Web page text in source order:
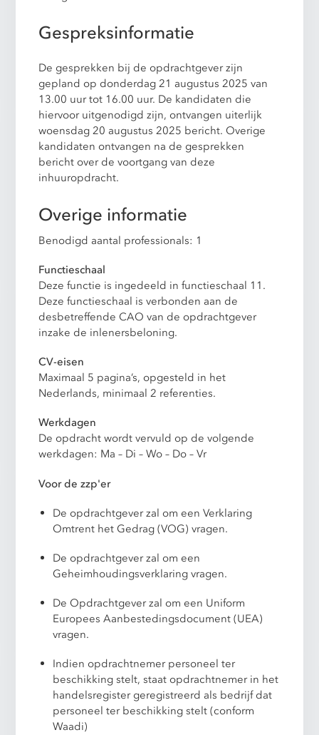
Gespreksinformatie
De gesprekken bij de opdrachtgever zijn
gepland op donderdag 21 augustus 2025 van
13.00 uur tot 16.00 uur. De kandidaten die
hiervoor uitgenodigd zijn, ontvangen uiterlijk
woensdag 20 augustus 2025 bericht. Overige
kandidaten ontvangen na de gesprekken
bericht over de voortgang van deze
inhuuropdracht.
Overige informatie
Benodigd aantal professionals: 1
Functieschaal
Deze functie is ingedeeld in functieschaal 11.
Deze functieschaal is verbonden aan de
desbetreffende CAO van de opdrachtgever
inzake de inlenersbeloning.
CV-eisen
Maximaal 5 pagina’s, opgesteld in het
Nederlands, minimaal 2 referenties.
Werkdagen
De opdracht wordt vervuld op de volgende
werkdagen: Ma – Di – Wo – Do – Vr
Voor de zzp'er
De opdrachtgever zal om een Verklaring
Omtrent het Gedrag (VOG) vragen.
De opdrachtgever zal om een
Geheimhoudingsverklaring vragen.
De Opdrachtgever zal om een Uniform
Europees Aanbestedingsdocument (UEA)
vragen.
Indien opdrachtnemer personeel ter
beschikking stelt, staat opdrachtnemer in het
handelsregister geregistreerd als bedrijf dat
personeel ter beschikking stelt (conform
Waadi)